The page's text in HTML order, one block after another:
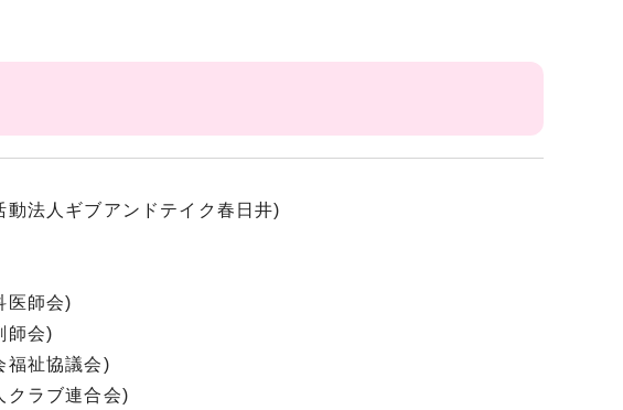
法人ギブアンドテイク春日井)
)
師会)
会)
祉協議会)
ラブ連合会)